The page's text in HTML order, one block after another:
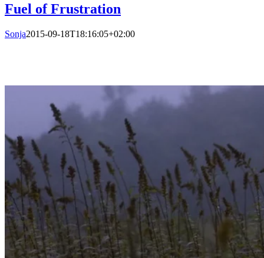
Fuel of Frustration
Sonja2015-09-18T18:16:05+02:00